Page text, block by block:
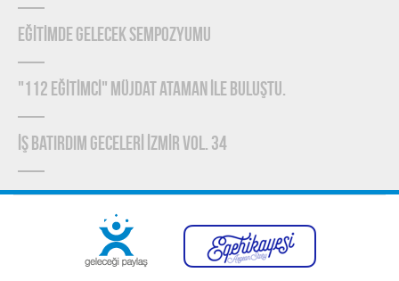
EĞİTİMDE GELECEK SEMPOZYUMU
"112 EĞİTİMCİ" MÜJDAT ATAMAN İLE BULUŞTU.
İŞ BATIRDIM GECELERİ İZMİR VOL. 34